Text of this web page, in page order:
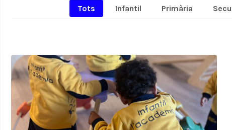
Tots Infantil Primària